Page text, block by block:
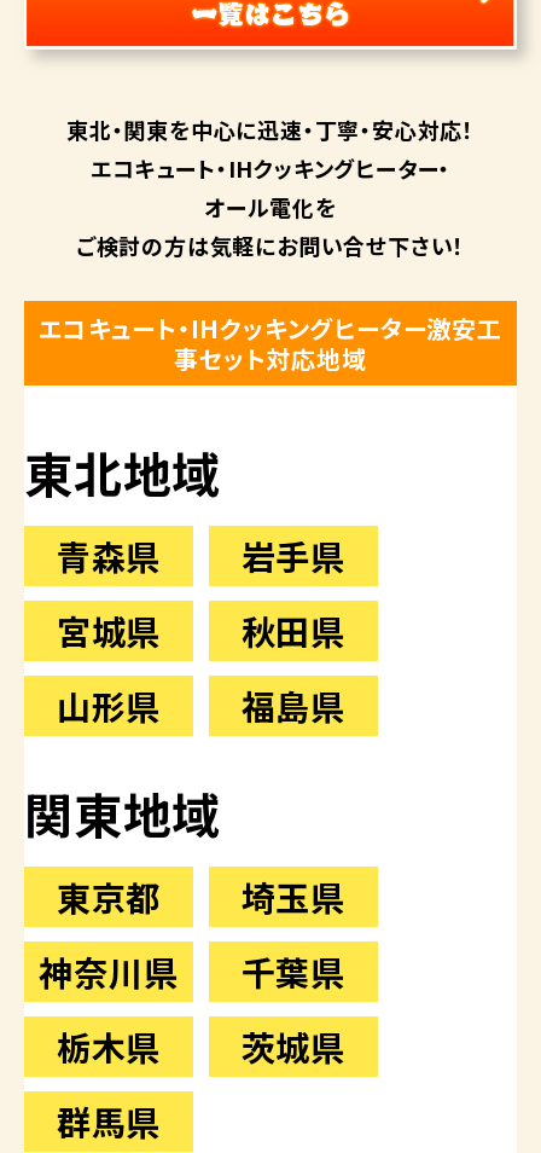
東北・関東を中心に迅速・丁寧・安心対応！
エコキュート・IHクッキングヒーター・
オール電化を
ご検討の方は気軽にお問い合せ下さい！
エコキュート・IHクッキングヒーター激安工
事セット対応地域
東北地域
青森県
岩手県
宮城県
秋田県
山形県
福島県
関東地域
東京都
埼玉県
神奈川県
千葉県
栃木県
茨城県
群馬県